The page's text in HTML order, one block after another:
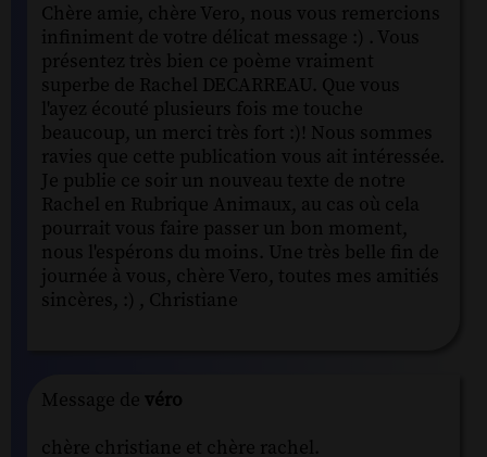
Chère amie, chère Vero, nous vous remercions
infiniment de votre délicat message :) . Vous
présentez très bien ce poème vraiment
superbe de Rachel DECARREAU. Que vous
l'ayez écouté plusieurs fois me touche
beaucoup, un merci très fort :)! Nous sommes
ravies que cette publication vous ait intéressée.
Je publie ce soir un nouveau texte de notre
Rachel en Rubrique Animaux, au cas où cela
pourrait vous faire passer un bon moment,
nous l'espérons du moins. Une très belle fin de
journée à vous, chère Vero, toutes mes amitiés
sincères, :) , Christiane
Message de véro
chère christiane et chère rachel.